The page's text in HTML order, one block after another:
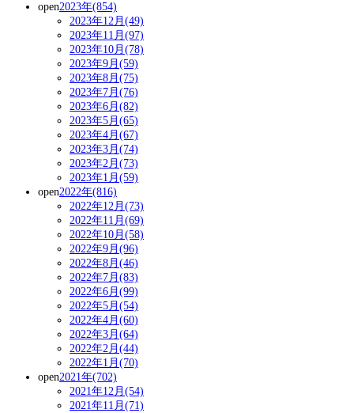
open2023年(854)
2023年12月(49)
2023年11月(97)
2023年10月(78)
2023年9月(59)
2023年8月(75)
2023年7月(76)
2023年6月(82)
2023年5月(65)
2023年4月(67)
2023年3月(74)
2023年2月(73)
2023年1月(59)
open2022年(816)
2022年12月(73)
2022年11月(69)
2022年10月(58)
2022年9月(96)
2022年8月(46)
2022年7月(83)
2022年6月(99)
2022年5月(54)
2022年4月(60)
2022年3月(64)
2022年2月(44)
2022年1月(70)
open2021年(702)
2021年12月(54)
2021年11月(71)